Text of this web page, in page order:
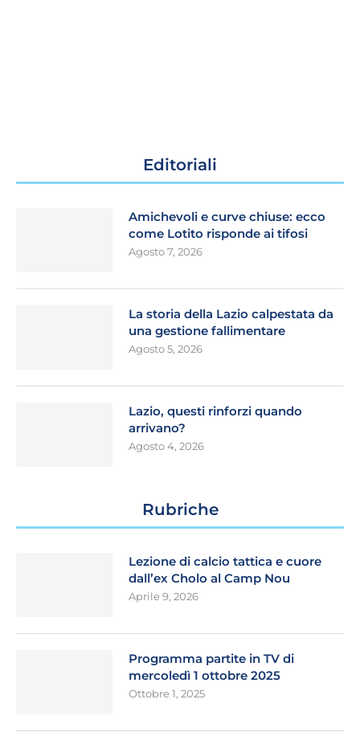
Editoriali
Amichevoli e curve chiuse: ecco
come Lotito risponde ai tifosi
Agosto 7, 2026
La storia della Lazio calpestata da
una gestione fallimentare
Agosto 5, 2026
Lazio, questi rinforzi quando
arrivano?
Agosto 4, 2026
Rubriche
Lezione di calcio tattica e cuore
dall’ex Cholo al Camp Nou
Aprile 9, 2026
Programma partite in TV di
mercoledì 1 ottobre 2025
Ottobre 1, 2025